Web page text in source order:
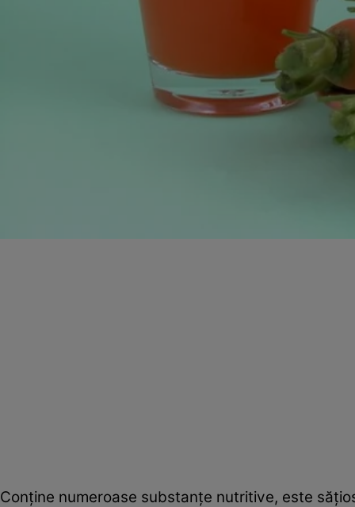
Conţine numeroase substanţe nutritive, este